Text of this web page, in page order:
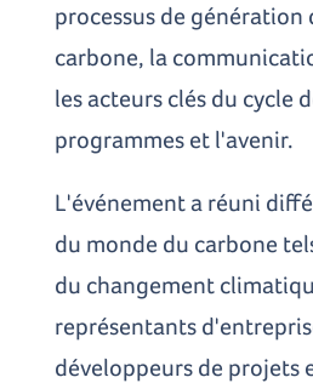
processus de génération
carbone, la
les acteurs clés du cycle
programmes et l'avenir.
L'événement a réuni
du monde du carbone
du changement
représentants
développeurs de projets